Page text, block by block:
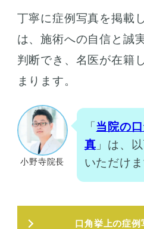
丁寧に症例写真を掲載
は、施術への自信と誠
判断でき、名医が在籍
まります。
小野寺院長
「当院の
真 」は、
いただけま
口角挙上の症例